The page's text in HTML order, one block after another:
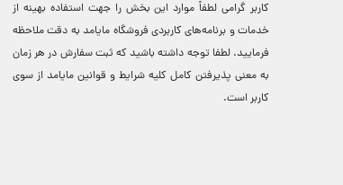
کاربر گرامی لطفاً موارد این بخش را جهت استفاده بهینه از
خدمات و برنامه‌‏های کاربردی فروشگاه مایامد به دقت ملاحظه
فرمایید. لطفا توجه داشته باشید که ثبت سفارش در هر زمان
به معنی پذیرفتن کامل کلیه شرایط و قوانین مایامد از سوی
کاربر است.